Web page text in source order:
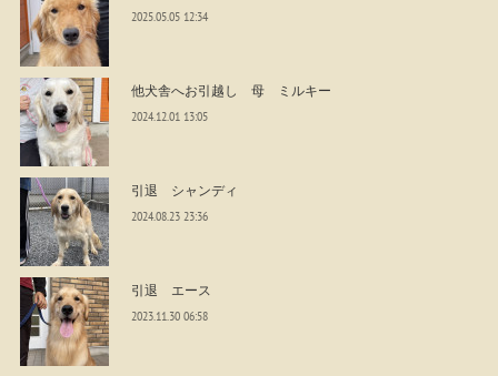
2025.05.05 12:34
他犬舎へお引越し 母 ミルキー
2024.12.01 13:05
引退 シャンディ
2024.08.23 23:36
引退 エース
2023.11.30 06:58